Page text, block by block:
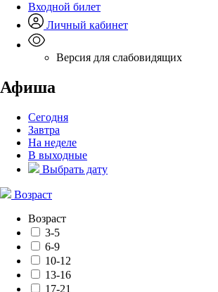
Входной билет
Личный кабинет
Версия для слабовидящих
Афиша
Сегодня
Завтра
На неделе
В выходные
Выбрать дату
Возраст
Возраст
3-5
6-9
10-12
13-16
17-21